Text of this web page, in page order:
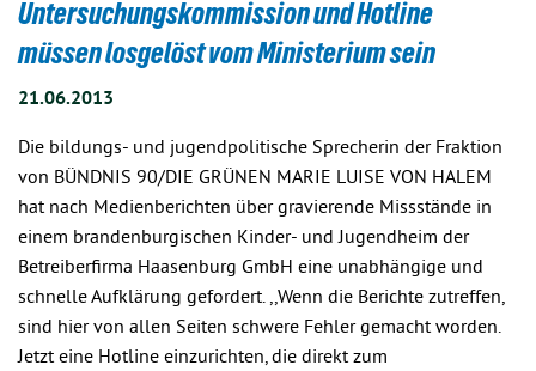
Untersuchungskommission und Hotline
müssen losgelöst vom Ministerium sein
21.06.2013
Die bildungs- und jugendpolitische Sprecherin der Fraktion
von BÜNDNIS 90/DIE GRÜNEN MARIE LUISE VON HALEM
hat nach Medienberichten über gravierende Missstände in
einem brandenburgischen Kinder- und Jugendheim der
Betreiberfirma Haasenburg GmbH eine unabhängige und
schnelle Aufklärung gefordert. ,,Wenn die Berichte zutreffen,
sind hier von allen Seiten schwere Fehler gemacht worden.
Jetzt eine Hotline einzurichten, die direkt zum